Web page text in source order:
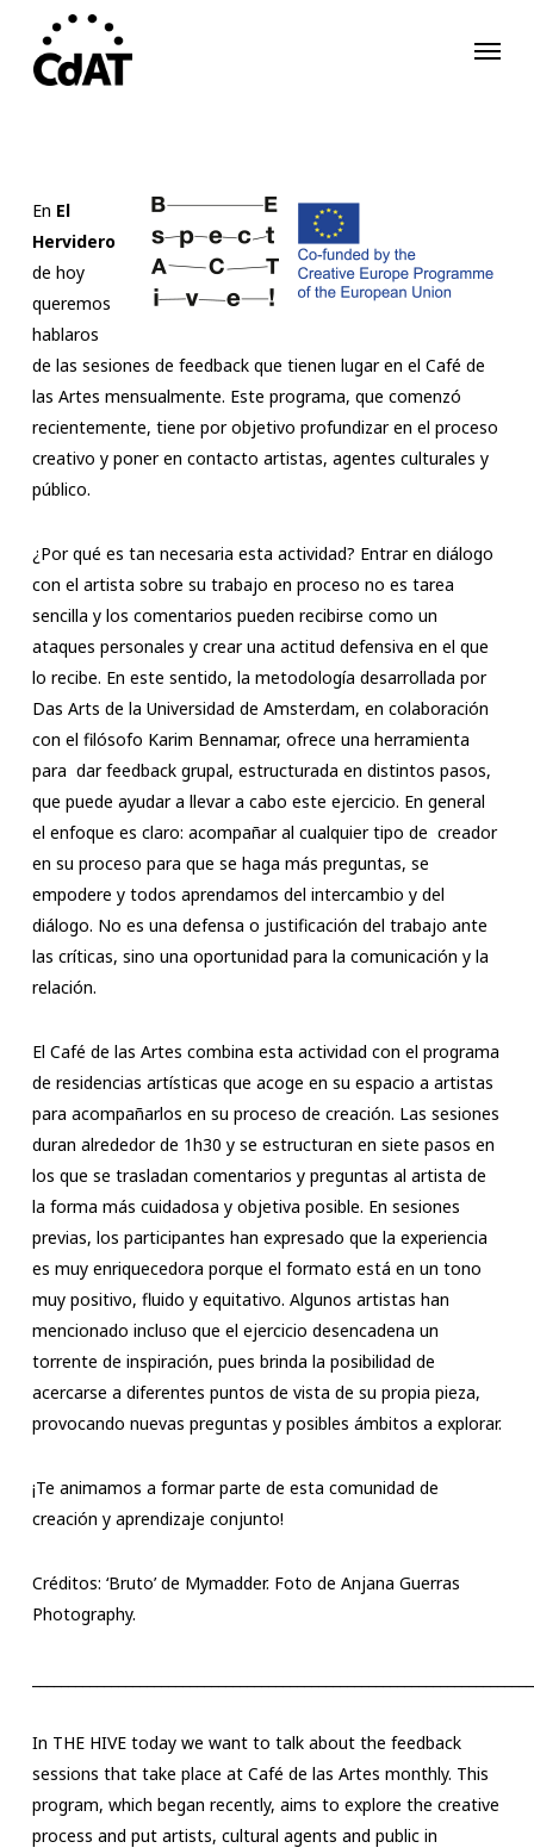
main
Menu
En El
Hervidero
de hoy
queremos
hablaros
de las sesiones de feedback que tienen lugar en el Café de
las Artes mensualmente. Este programa, que comenzó
recientemente, tiene por objetivo profundizar en el proceso
creativo y poner en contacto artistas, agentes culturales y
público.
¿Por qué es tan necesaria esta actividad? Entrar en diálogo
con el artista sobre su trabajo en proceso no es tarea
sencilla y los comentarios pueden recibirse como un
ataques personales y crear una actitud defensiva en el que
lo recibe. En este sentido, la metodología desarrollada por
Das Arts de la Universidad de Amsterdam, en colaboración
con el filósofo Karim Bennamar, ofrece una herramienta
para dar feedback grupal, estructurada en distintos pasos,
que puede ayudar a llevar a cabo este ejercicio. En general
el enfoque es claro: acompañar al cualquier tipo de creador
en su proceso para que se haga más preguntas, se
empodere y todos aprendamos del intercambio y del
diálogo. No es una defensa o justificación del trabajo ante
las críticas, sino una oportunidad para la comunicación y la
relación.
El Café de las Artes combina esta actividad con el programa
de residencias artísticas que acoge en su espacio a artistas
para acompañarlos en su proceso de creación. Las sesiones
duran alrededor de 1h30 y se estructuran en siete pasos en
los que se trasladan comentarios y preguntas al artista de
la forma más cuidadosa y objetiva posible. En sesiones
previas, los participantes han expresado que la experiencia
es muy enriquecedora porque el formato está en un tono
muy positivo, fluido y equitativo. Algunos artistas han
mencionado incluso que el ejercicio desencadena un
torrente de inspiración, pues brinda la posibilidad de
acercarse a diferentes puntos de vista de su propia pieza,
provocando nuevas preguntas y posibles ámbitos a explorar.
¡Te animamos a formar parte de esta comunidad de
creación y aprendizaje conjunto!
Créditos: ‘Bruto’ de Mymadder. Foto de Anjana Guerras
Photography.
In THE HIVE today we want to talk about the feedback
sessions that take place at Café de las Artes monthly. This
program, which began recently, aims to explore the creative
process and put artists, cultural agents and public in